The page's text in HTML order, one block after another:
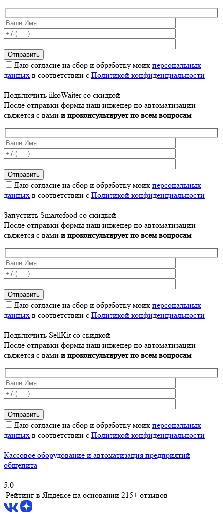
Даю согласие на сбор и обработку моих персональных
данных в соответствии с Политикой конфиденциальности
Подключить iikoWaiter со скидкой
После отправки формы наш инженер по автоматизации
свяжется с вами и проконсультирует по всем вопросам
Даю согласие на сбор и обработку моих персональных
данных в соответствии с Политикой конфиденциальности
Запустить Smartofood со скидкой
После отправки формы наш инженер по автоматизации
свяжется с вами и проконсультирует по всем вопросам
Даю согласие на сбор и обработку моих персональных
данных в соответствии с Политикой конфиденциальности
Подключить SellKit со скидкой
После отправки формы наш инженер по автоматизации
свяжется с вами и проконсультирует по всем вопросам
Даю согласие на сбор и обработку моих персональных
данных в соответствии с Политикой конфиденциальности
Кассовое оборудование и автоматизация предприятий
общепита
5.0
Рейтинг в Яндексе на основании 215+ отзывов